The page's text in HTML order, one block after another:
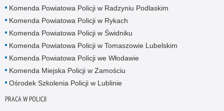
Komenda Powiatowa Policji w Radzyniu Podlaskim
Komenda Powiatowa Policji w Rykach
Komenda Powiatowa Policji w Świdniku
Komenda Powiatowa Policji w Tomaszowie Lubelskim
Komenda Powiatowa Policji we Włodawie
Komenda Miejska Policji w Zamościu
Ośrodek Szkolenia Policji w Lublinie
PRACA W POLICJI